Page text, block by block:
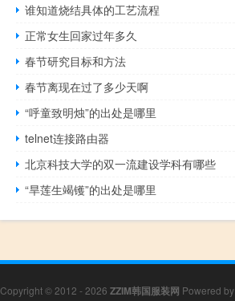
谁知道烧结具体的工艺流程
正常女生回家过年多久
春节研究目标和方法
春节离现在过了多少天啊
“呼童致明烛”的出处是哪里
telnet连接路由器
北京科技大学的双一流建设学科有哪些
“旱莲生竭镬”的出处是哪里
Copyright © 2012 - 2026 ZZIM韩国服装网 Powered by